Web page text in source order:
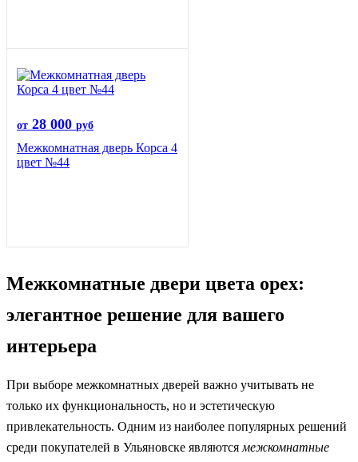
от 28 000 руб
Межкомнатная дверь Корса 4
цвет №44
Межкомнатные двери цвета орех:
элегантное решение для вашего
интерьера
При выборе межкомнатных дверей важно учитывать не
только их функциональность, но и эстетическую
привлекательность. Одним из наиболее популярных решений
среди покупателей в Ульяновске являются межкомнатные